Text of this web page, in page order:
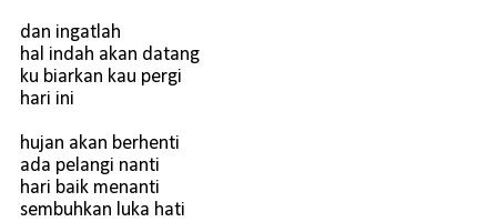
dan ingatlah
hal indah akan datang
ku biarkan kau pergi
hari ini
hujan akan berhenti
ada pelangi nanti
hari baik menanti
sembuhkan luka hati